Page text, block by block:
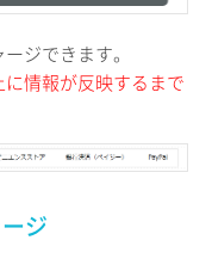
ジできます。
情報が反映するまで
ジ